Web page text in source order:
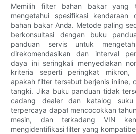
Memilih filter bahan bakar yang
mengetahui spesifikasi
bahan bakar Anda. Metode paling
berkonsultasi dengan buku
panduan servis untuk
direkomendasikan dan interval
daya ini seringkali menyediakan
kriteria seperti peringkat mikron,
apakah filter tersebut berjenis inline,
tangki. Jika buku panduan tidak
cadang dealer dan katalog
terpercaya dapat mencocokkan
mesin, dan terkadang VIN
mengidentifikasi filter yang